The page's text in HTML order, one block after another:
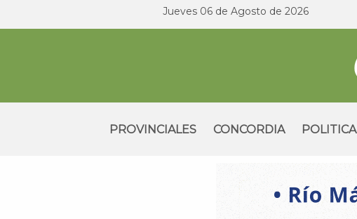
Jueves 06 de Agosto de 2026
PROVINCIALES CONCORDIA POLITICA